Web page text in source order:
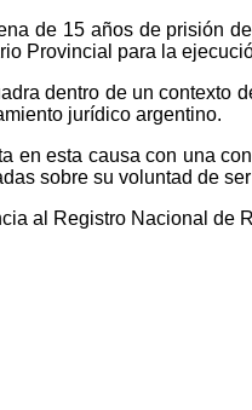
de 15 años de prisión
Provincial para la
dentro de un
jurídico argentino.
en esta causa con una
sobre su voluntad de
al Registro Nacional